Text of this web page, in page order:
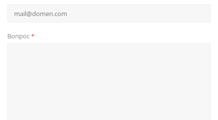
Вопрос*